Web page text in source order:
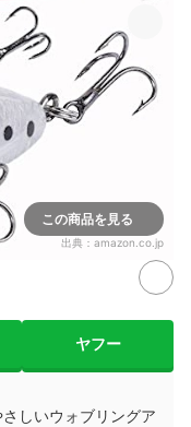
この商品を見る
出典： amazon.co.jp
ヤフー
しいウォブリングア